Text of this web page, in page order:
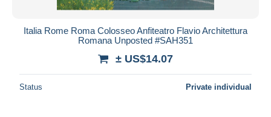
Italia Rome Roma Colosseo Anfiteatro Flavio Architettura
Romana Unposted #SAH351
± US$14.07
Status Private individual